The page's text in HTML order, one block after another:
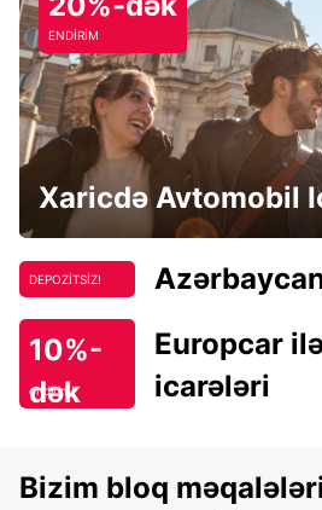
ENDİRİM
Xaricdə Avtomobil
DEPOZİTSİZ!
10%-
dək
endirim!
Europcar
icarələri
Bizim bloq